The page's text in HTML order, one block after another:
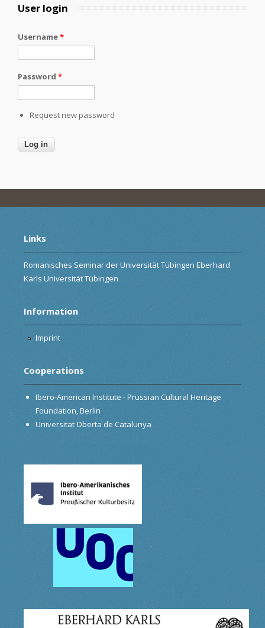
User login
Username*
Password *
Request new password
Links
Romanisches Seminar der Universität Tübingen Eberhard
Karls Universität Tübingen
Information
Imprint
Cooperations
Ibero-American Institute - Prussian Cultural Heritage
Foundation, Berlin
Universitat Oberta de Catalunya